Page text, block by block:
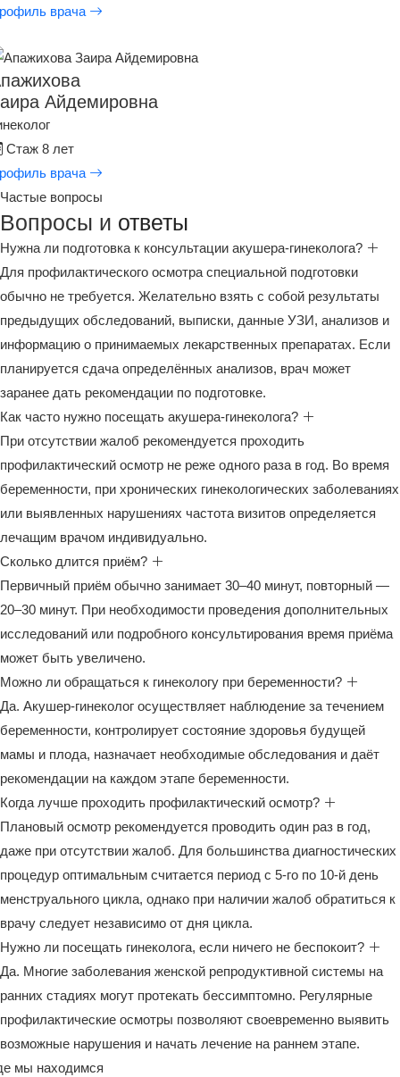
врача
Айдемировна
Стаж 8 лет
врача
Частые вопросы
Вопросы и ответы
Нужна ли подготовка к консультации акушера-гинеколога?
Для профилактического осмотра специальной подготовки
обычно не требуется. Желательно взять с собой результаты
предыдущих обследований, выписки, данные УЗИ, анализов и
информацию о принимаемых лекарственных препаратах. Если
планируется сдача определённых анализов, врач может
заранее дать рекомендации по подготовке.
Как часто нужно посещать акушера-гинеколога?
При отсутствии жалоб рекомендуется проходить
профилактический осмотр не реже одного раза в год. Во время
беременности, при хронических гинекологических заболеваниях
или выявленных нарушениях частота визитов определяется
лечащим врачом индивидуально.
Сколько длится приём?
Первичный приём обычно занимает 30–40 минут, повторный —
20–30 минут. При необходимости проведения дополнительных
исследований или подробного консультирования время приёма
может быть увеличено.
Можно ли обращаться к гинекологу при беременности?
Да. Акушер-гинеколог осуществляет наблюдение за течением
беременности, контролирует состояние здоровья будущей
мамы и плода, назначает необходимые обследования и даёт
рекомендации на каждом этапе беременности.
Когда лучше проходить профилактический осмотр?
Плановый осмотр рекомендуется проводить один раз в год,
даже при отсутствии жалоб. Для большинства диагностических
процедур оптимальным считается период с 5-го по 10-й день
менструального цикла, однако при наличии жалоб обратиться к
врачу следует независимо от дня цикла.
Нужно ли посещать гинеколога, если ничего не беспокоит?
Да. Многие заболевания женской репродуктивной системы на
ранних стадиях могут протекать бессимптомно. Регулярные
профилактические осмотры позволяют своевременно выявить
возможные нарушения и начать лечение на раннем этапе.
мы находимся